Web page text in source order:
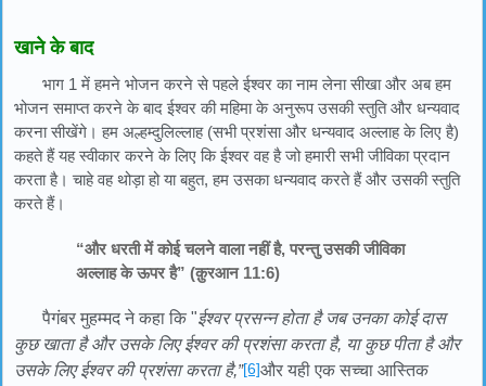
खाने के बाद
भाग 1 में हमने भोजन करने से पहले ईश्वर का नाम लेना सीखा और अब हम
भोजन समाप्त करने के बाद ईश्वर की महिमा के अनुरूप उसकी स्तुति और धन्यवाद
करना सीखेंगे। हम अल्हम्दुलिल्लाह (सभी प्रशंसा और धन्यवाद अल्लाह के लिए है)
कहते हैं यह स्वीकार करने के लिए कि ईश्वर वह है जो हमारी सभी जीविका प्रदान
करता है। चाहे वह थोड़ा हो या बहुत, हम उसका धन्यवाद करते हैं और उसकी स्तुति
करते हैं।
“और धरती में कोई चलने वाला नहीं है, परन्तु उसकी जीविका
अल्लाह के ऊपर है” (क़ुरआन 11:6)
पैगंबर मुहम्मद ने कहा कि "ईश्वर प्रसन्न होता है जब उनका कोई दास
कुछ खाता है और उसके लिए ईश्वर की प्रशंसा करता है, या कुछ पीता है और
उसके लिए ईश्वर की प्रशंसा करता है,”[6]और यही एक सच्चा आस्तिक